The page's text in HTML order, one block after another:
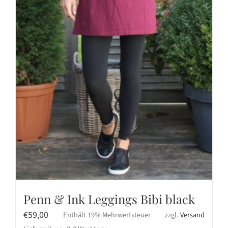
Penn & Ink Leggings Bibi black
€59,00 Enthält 19% Mehrwertsteuer zzgl.Versand